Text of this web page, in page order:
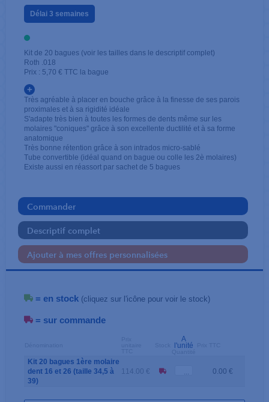
Délai 3 semaines
Kit de 20 bagues (voir les tailles dans le descriptif complet)
Roth .018
Prix : 5,70 € TTC la bague
+
Très agréable à placer en bouche grâce à la finesse de ses parois
proximales et à sa rigidité idéale
S'adapte très bien à toutes les formes de dents même sur les
molaires "coniques" grâce à son excellente ductilité et à sa forme
anatomique
Très bonne rétention grâce à son intrados micro-sablé
Tube convertible (idéal quand on bague ou colle les 2è molaires)
Existe aussi en réassort par sachet de 5 bagues
Commander
Descriptif complet
Ajouter à mes offres personnalisées
= en stock (cliquez sur l'icône pour voir le stock)
= sur commande
A
l'unité
Kit 20 bagues 1ère molaire
dent 16 et 26 (taille 34,5 à
39)
114.00 € 0.00 €